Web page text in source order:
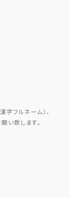
字フルネーム）、
い致します。